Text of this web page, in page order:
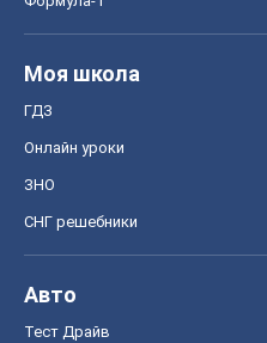
Моя школа
ГДЗ
Онлайн уроки
ЗНО
СНГ решебники
Авто
Тест Драйв